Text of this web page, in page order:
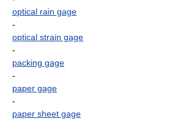
optical rain gage
-
optical strain gage
-
packing gage
-
paper gage
-
paper sheet gage